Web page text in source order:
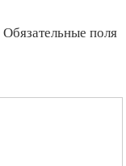
Обязательные поля